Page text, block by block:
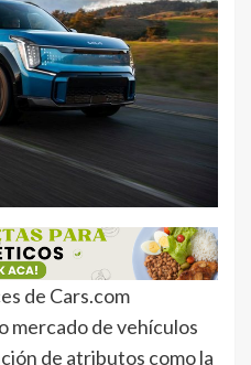
de Cars.com
mercado de vehículos
de atributos como la